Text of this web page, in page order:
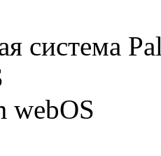
система
webOS